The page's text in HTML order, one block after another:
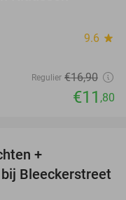
9.6 star
Regulier €16,90
€11 ,80
+
Bleeckerstreet